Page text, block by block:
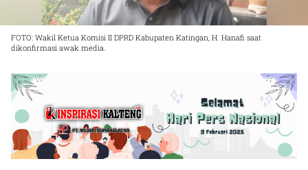
FOTO: Wakil Ketua Komisi II DPRD Kabupaten Katingan, H. Hanafi saat
dikonfirmasi awak media.